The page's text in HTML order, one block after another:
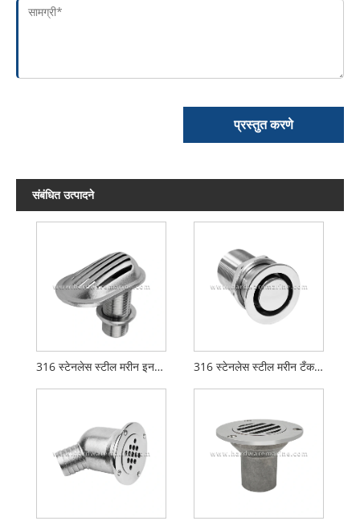
प्रस्तुत करणे
संबंधित उत्पादने
316 स्टेनलेस स्टील मरीन इनटेक स्ट्रेनर 316 स्टेनलेस स्टील मरीन टँक व्हेंट